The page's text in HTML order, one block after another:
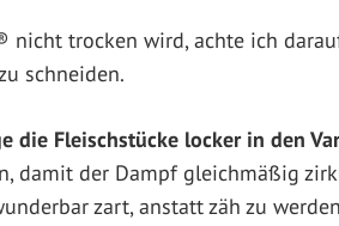
nicht trocken wird, achte ich
schneiden.
die Fleischstücke locker in den
damit der Dampf gleichmäßig
zart, anstatt zäh zu